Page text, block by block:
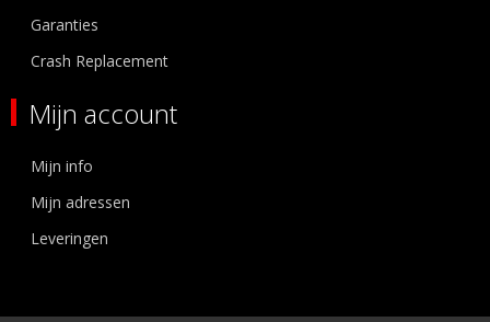
Garanties
Crash Replacement
Mijn account
Mijn info
Mijn adressen
Leveringen